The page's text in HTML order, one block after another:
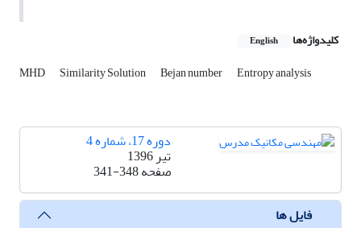
کلیدواژه‌ها English
MHD Similarity Solution Bejan number Entropy analysis
دوره 17، شماره 4
تیر 1396
صفحه341-348
فایل ها